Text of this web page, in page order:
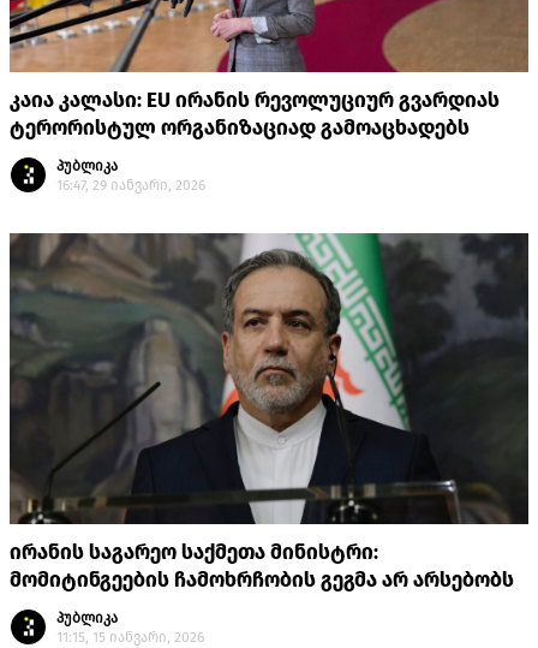
კაია კალასი: EU ირანის რევოლუციურ გვარდიას
ტერორისტულ ორგანიზაციად გამოაცხადებს
პუბლიკა
16:47, 29 იანვარი, 2026
ირანის საგარეო საქმეთა მინისტრი:
მომიტინგეების ჩამოხრჩობის გეგმა არ არსებობს
პუბლიკა
11:15, 15 იანვარი, 2026